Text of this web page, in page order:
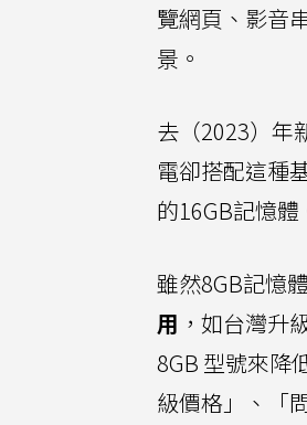
覽網頁、影音
景。
去（2023）年
電卻搭配這種
的16GB記憶體
雖然8GB記憶
用 ，如台灣升
8GB 型號來降
級價格」、「